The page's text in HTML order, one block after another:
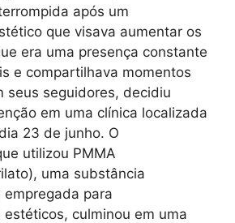
após um
que visava aumentar os
era uma presença constante
e compartilhava momentos
seus seguidores, decidiu
em uma clínica localizada
23 de junho. O
utilizou PMMA
uma substância
para
estéticos, culminou em uma